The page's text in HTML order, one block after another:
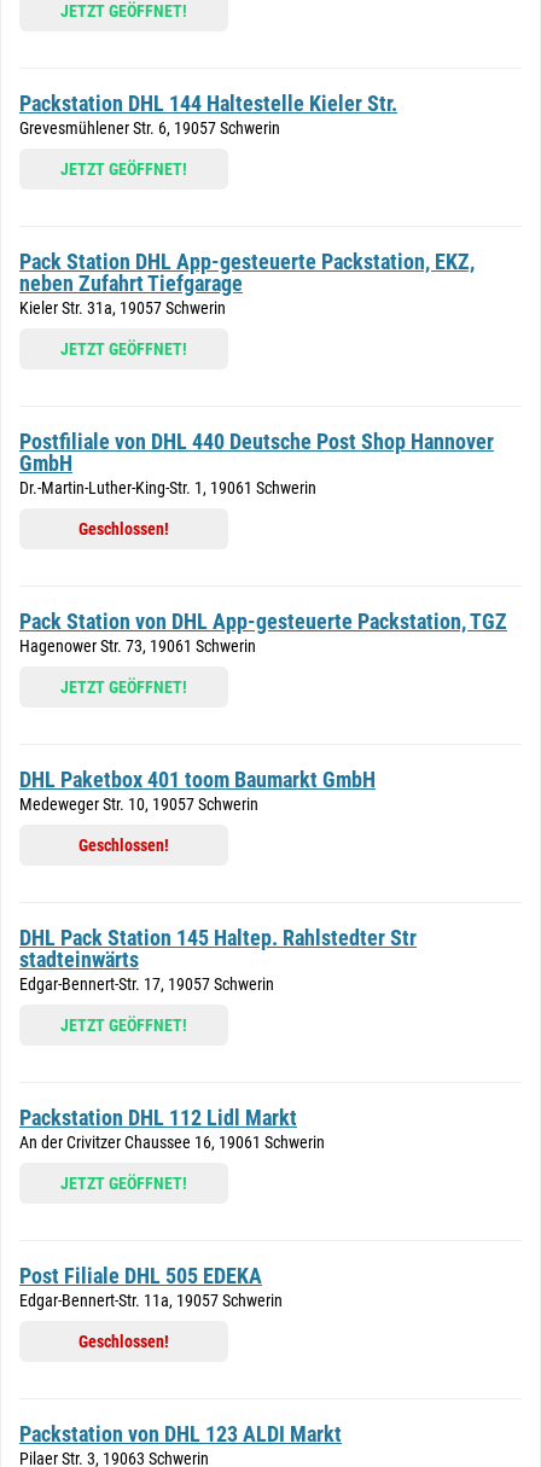
JETZT GEÖFFNET!
Packstation DHL 144 Haltestelle Kieler Str.
Grevesmühlener Str. 6, 19057 Schwerin
JETZT GEÖFFNET!
Pack Station DHL App-gesteuerte Packstation, EKZ,
neben Zufahrt Tiefgarage
Kieler Str. 31a, 19057 Schwerin
JETZT GEÖFFNET!
Postfiliale von DHL 440 Deutsche Post Shop Hannover
GmbH
Dr.-Martin-Luther-King-Str. 1, 19061 Schwerin
Geschlossen!
Pack Station von DHL App-gesteuerte Packstation, TGZ
Hagenower Str. 73, 19061 Schwerin
JETZT GEÖFFNET!
DHL Paketbox 401 toom Baumarkt GmbH
Medeweger Str. 10, 19057 Schwerin
Geschlossen!
DHL Pack Station 145 Haltep. Rahlstedter Str
stadteinwärts
Edgar-Bennert-Str. 17, 19057 Schwerin
JETZT GEÖFFNET!
Packstation DHL 112 Lidl Markt
An der Crivitzer Chaussee 16, 19061 Schwerin
JETZT GEÖFFNET!
Post Filiale DHL 505 EDEKA
Edgar-Bennert-Str. 11a, 19057 Schwerin
Geschlossen!
Packstation von DHL 123 ALDI Markt
Pilaer Str. 3, 19063 Schwerin